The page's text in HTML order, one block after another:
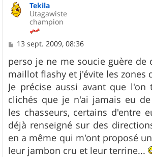
Tekila
Utagawiste
champion
M
s
s
a
g
e
13 sept. 2009, 08:36
perso je ne me soucie guère de
maillot flashy et j'évite les zones
Je précise aussi avant que l'on
clichés que je n'ai jamais eu
les chasseurs, certains d'entre
déjà renseigné sur des
en a même qui m'ont proposé
leur jambon cru et leur terrine...